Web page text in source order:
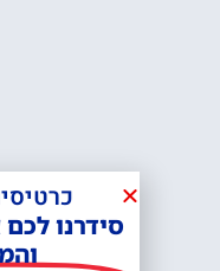
סידרנו